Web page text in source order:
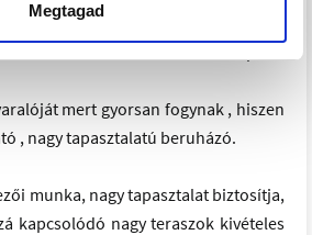
Megtagad
mert gyorsan fogynak , hiszen
, nagy tapasztalatú beruházó.
munka, nagy tapasztalat biztosítja,
kapcsolódó nagy teraszok kivételes